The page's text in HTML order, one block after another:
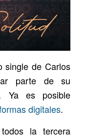
single de Carlos
parte de su
Ya es posible
digitales.
la tercera